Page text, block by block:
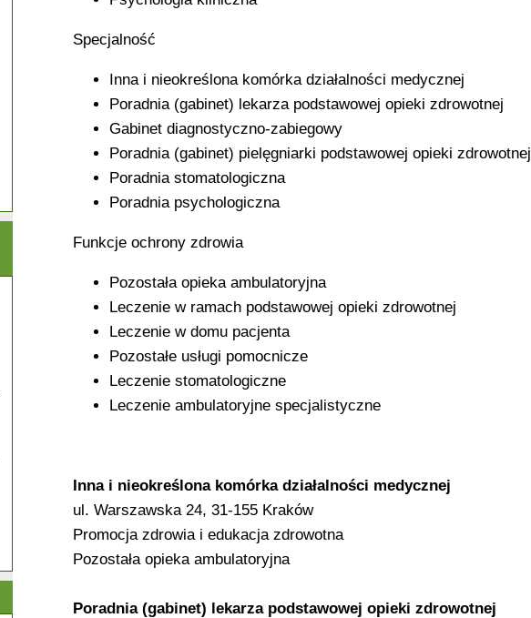
Specjalność
Inna i nieokreślona komórka działalności medycznej
Poradnia (gabinet) lekarza podstawowej opieki zdrowotnej
Gabinet diagnostyczno-zabiegowy
Poradnia (gabinet) pielęgniarki podstawowej opieki zdrowotnej
Poradnia stomatologiczna
Poradnia psychologiczna
Funkcje ochrony zdrowia
Pozostała opieka ambulatoryjna
Leczenie w ramach podstawowej opieki zdrowotnej
Leczenie w domu pacjenta
Pozostałe usługi pomocnicze
Leczenie stomatologiczne
Leczenie ambulatoryjne specjalistyczne
Inna i nieokreślona komórka działalności medycznej
ul. Warszawska 24, 31-155 Kraków
Promocja zdrowia i edukacja zdrowotna
Pozostała opieka ambulatoryjna
Poradnia (gabinet) lekarza podstawowej opieki zdrowotnej